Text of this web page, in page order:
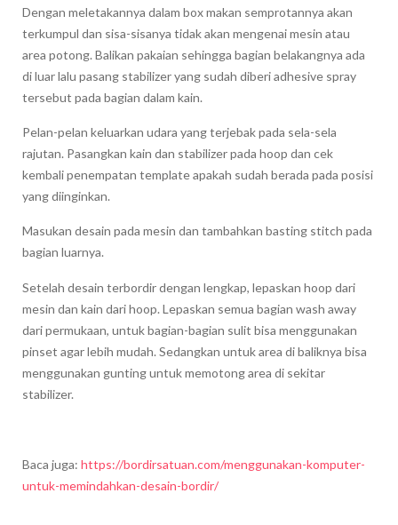
Dengan meletakannya dalam box makan semprotannya akan
terkumpul dan sisa-sisanya tidak akan mengenai mesin atau
area potong. Balikan pakaian sehingga bagian belakangnya ada
di luar lalu pasang stabilizer yang sudah diberi adhesive spray
tersebut pada bagian dalam kain.
Pelan-pelan keluarkan udara yang terjebak pada sela-sela
rajutan. Pasangkan kain dan stabilizer pada hoop dan cek
kembali penempatan template apakah sudah berada pada posisi
yang diinginkan.
Masukan desain pada mesin dan tambahkan basting stitch pada
bagian luarnya.
Setelah desain terbordir dengan lengkap, lepaskan hoop dari
mesin dan kain dari hoop. Lepaskan semua bagian wash away
dari permukaan, untuk bagian-bagian sulit bisa menggunakan
pinset agar lebih mudah. Sedangkan untuk area di baliknya bisa
menggunakan gunting untuk memotong area di sekitar
stabilizer.
Baca juga: https://bordirsatuan.com/menggunakan-komputer-
untuk-memindahkan-desain-bordir/